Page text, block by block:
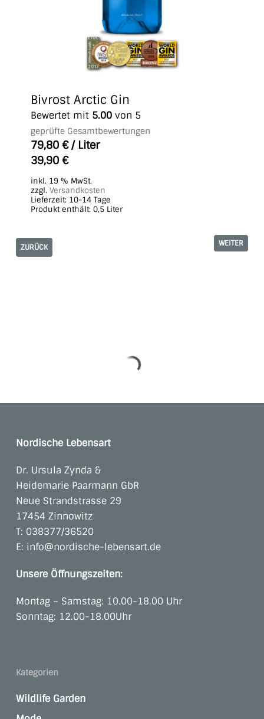
Bivrost Arctic Gin
Bewertet mit 5.00von 5
geprüfte Gesamtbewertungen
79,80 €/ Liter
39,90 €
inkl. 19 % MwSt.
zzgl. Versandkosten
Lieferzeit: 10-14 Tage
Produkt enthält: 0,5 Liter
ZURÜCK WEITER
Nordische Lebensart
Dr. Ursula Zynda &
Heidemarie Paarmann GbR
Neue Strandstrasse 29
17454 Zinnowitz
T: 038377/36520
E: info@nordische-lebensart.de
Unsere Öffnungszeiten:
Montag – Samstag: 10.00-18.00 Uhr
Sonntag: 12.00-18.00Uhr
Kategorien
Wildlife Garden